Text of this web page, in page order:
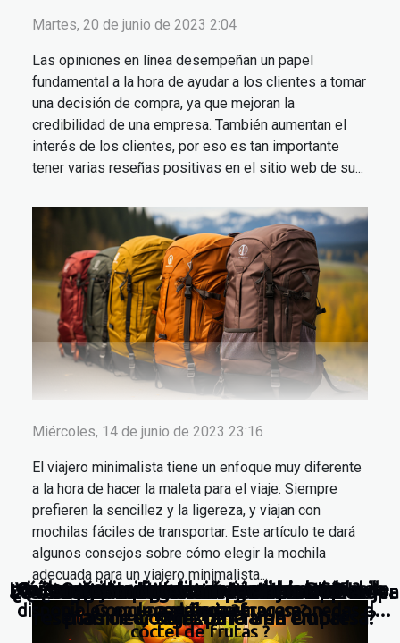
Guía completa para elegir tu primera tabla de
paddle surf
¿Cuáles son las ventajas de comprar reseñas de
Google para una empresa?
Martes, 20 de junio de 2023 2:04
Las opiniones en línea desempeñan un papel
fundamental a la hora de ayudar a los clientes a tomar
una decisión de compra, ya que mejoran la
credibilidad de una empresa. También aumentan el
interés de los clientes, por eso es tan importante
tener varias reseñas positivas en el sitio web de su...
Viajeros minimalistas : ¿cómo elegir la mochila
perfecta?
Miércoles, 14 de junio de 2023 23:16
El viajero minimalista tiene un enfoque muy diferente
a la hora de hacer la maleta para el viaje. Siempre
prefieren la sencillez y la ligereza, y viajan con
mochilas fáciles de transportar. Este artículo te dará
algunos consejos sobre cómo elegir la mochila
adecuada para un viajero minimalista...
¿Qué características especiales están
disponibles en una máquina tragamonedas de
cóctel de frutas ?
¿Cómo apostar sin autorización de la DGOJ?
Los 3 mejores sitios de apuestas de casino
Las 3 mejores agencias de viajes de Europa
¿Qué reloj inteligente regalar a una mujer
en 2021?
Algunos puntos importantes para
planificar su estancia en Dubai
¿Cuáles son las ventajas de comprar
reseñas de Google para una empresa?
¿Cómo prevenir la anemia?